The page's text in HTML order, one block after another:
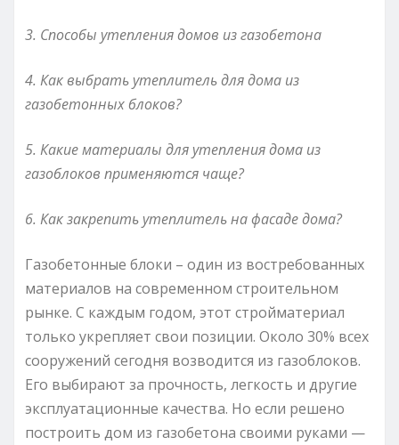
3. Способы утепления домов из газобетона
4. Как выбрать утеплитель для дома из
газобетонных блоков?
5. Какие материалы для утепления дома из
газоблоков применяются чаще?
6. Как закрепить утеплитель на фасаде дома?
Газобетонные блоки – один из востребованных
материалов на современном строительном
рынке. С каждым годом, этот стройматериал
только укрепляет свои позиции. Около 30% всех
сооружений сегодня возводится из газоблоков.
Его выбирают за прочность, легкость и другие
эксплуатационные качества. Но если решено
построить дом из газобетона своими руками —